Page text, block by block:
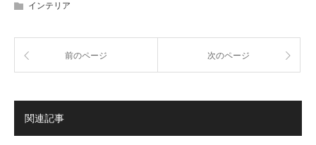
インテリア
前のページ 次のページ
関連記事